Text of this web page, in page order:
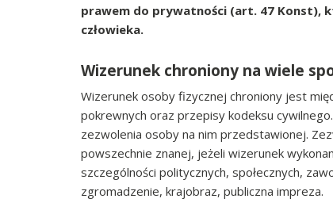
prawem do prywatności (art. 47 Konst),
człowieka.
Wizerunek chroniony na wiele
Wizerunek osoby fizycznej chroniony jest
pokrewnych oraz przepisy kodeksu
zezwolenia osoby na nim przedstawionej.
powszechnie znanej, jeżeli wizerunek
szczególności politycznych, społecznych,
zgromadzenie, krajobraz, publiczna impreza.